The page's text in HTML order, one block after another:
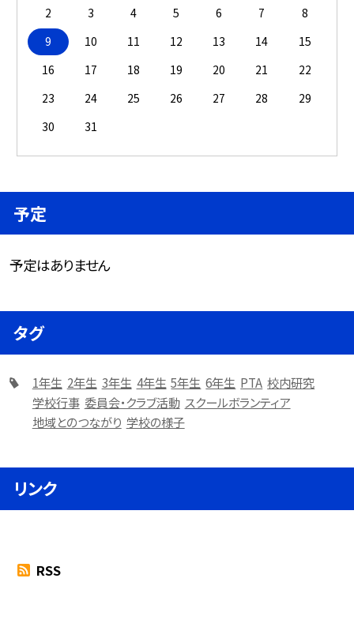
2
3 4 5 6 7
8
9
10 11 12 13 14
15
16
17 18 19 20 21
22
23
24 25 26 27 28
29
30
31
予定
予定はありません
タグ
1年生 2年生 3年生 4年生 5年生 6年生 PTA 校内研究
学校行事 委員会・クラブ活動 スクールボランティア
地域とのつながり 学校の様子
リンク
RSS